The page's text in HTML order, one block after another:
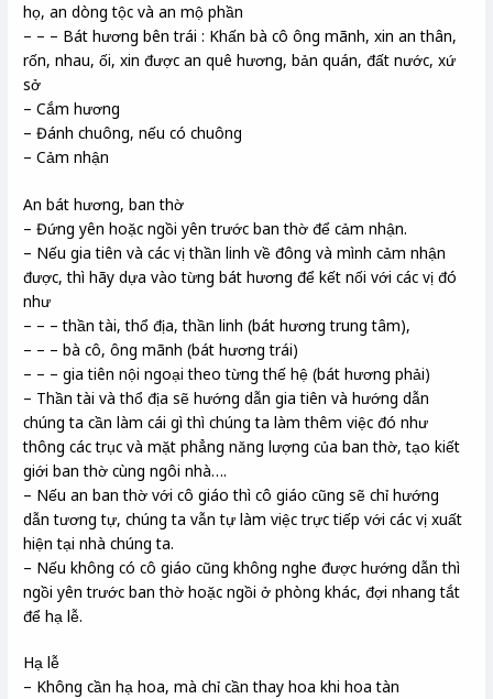
họ, an dòng tộc và an mộ phần
– – – Bát hương bên trái : Khấn bà cô ông mãnh, xin an thân,
rốn, nhau, ối, xin được an quê hương, bản quán, đất nước, xứ
sở
– Cắm hương
– Đánh chuông, nếu có chuông
– Cảm nhận
An bát hương, ban thờ
– Đứng yên hoặc ngồi yên trước ban thờ để cảm nhận.
– Nếu gia tiên và các vị thần linh về đông và mình cảm nhận
được, thì hãy dựa vào từng bát hương để kết nối với các vị đó
như
– – – thần tài, thổ địa, thần linh (bát hương trung tâm),
– – – bà cô, ông mãnh (bát hương trái)
– – – gia tiên nội ngoại theo từng thế hệ (bát hương phải)
– Thần tài và thổ địa sẽ hướng dẫn gia tiên và hướng dẫn
chúng ta cần làm cái gì thì chúng ta làm thêm việc đó như
thông các trục và mặt phẳng năng lượng của ban thờ, tạo kiết
giới ban thờ cùng ngôi nhà….
– Nếu an ban thờ với cô giáo thì cô giáo cũng sẽ chỉ hướng
dẫn tương tự, chúng ta vẫn tự làm việc trực tiếp với các vị xuất
hiện tại nhà chúng ta.
– Nếu không có cô giáo cũng không nghe được hướng dẫn thì
ngồi yên trước ban thờ hoặc ngồi ở phòng khác, đợi nhang tắt
để hạ lễ.
Hạ lễ
– Không cần hạ hoa, mà chỉ cần thay hoa khi hoa tàn